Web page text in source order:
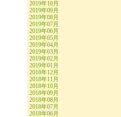
2019年10月
2019年09月
2019年08月
2019年07月
2019年06月
2019年05月
2019年04月
2019年03月
2019年02月
2019年01月
2018年12月
2018年11月
2018年10月
2018年09月
2018年08月
2018年07月
2018年06月